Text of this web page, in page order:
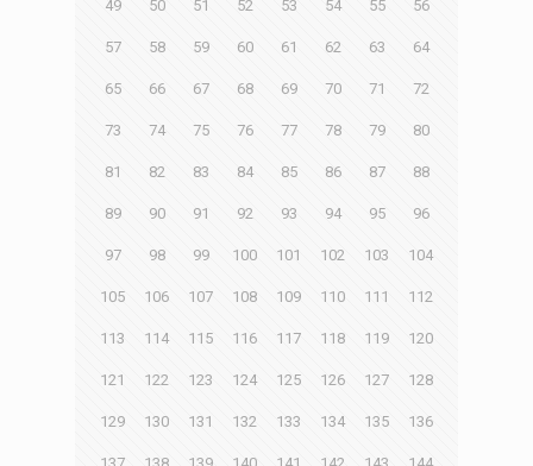
49 50 51 52 53 54 55 56
57 58 59 60 61 62 63 64
65 66 67 68 69 70 71 72
73 74 75 76 77 78 79 80
81 82 83 84 85 86 87 88
89 90 91 92 93 94 95 96
97 98 99 100 101 102 103 104
105 106 107 108 109 110 111 112
113 114 115 116 117 118 119 120
121 122 123 124 125 126 127 128
129 130 131 132 133 134 135 136